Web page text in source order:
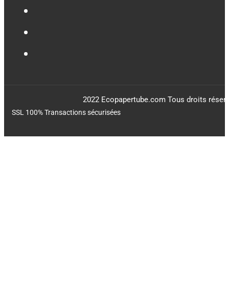
2022 Ecopapertube.com Tous droits
SSL 100% Transactions sécurisées